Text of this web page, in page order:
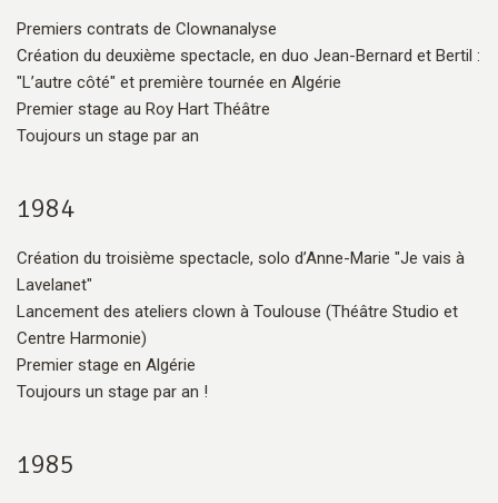
Premiers contrats de Clownanalyse
Création du deuxième spectacle, en duo Jean-Bernard et Bertil :
"L’autre côté" et première tournée en Algérie
Premier stage au Roy Hart Théâtre
Toujours un stage par an
1984
Création du troisième spectacle, solo d’Anne-Marie "Je vais à
Lavelanet"
Lancement des ateliers clown à Toulouse (Théâtre Studio et
Centre Harmonie)
Premier stage en Algérie
Toujours un stage par an !
1985